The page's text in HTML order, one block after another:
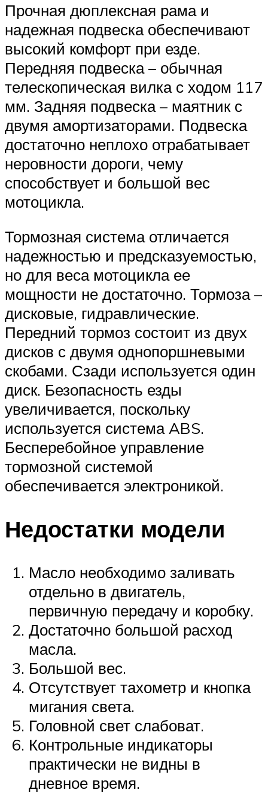
Прочная дюплексная рама и
надежная подвеска обеспечивают
высокий комфорт при езде.
Передняя подвеска – обычная
телескопическая вилка с ходом 117
мм. Задняя подвеска – маятник с
двумя амортизаторами. Подвеска
достаточно неплохо отрабатывает
неровности дороги, чему
способствует и большой вес
мотоцикла.
Тормозная система отличается
надежностью и предсказуемостью,
но для веса мотоцикла ее
мощности не достаточно. Тормоза –
дисковые, гидравлические.
Передний тормоз состоит из двух
дисков с двумя однопоршневыми
скобами. Сзади используется один
диск. Безопасность езды
увеличивается, поскольку
используется система ABS.
Бесперебойное управление
тормозной системой
обеспечивается электроникой.
Недостатки модели
Масло необходимо заливать
отдельно в двигатель,
первичную передачу и коробку.
Достаточно большой расход
масла.
Большой вес.
Отсутствует тахометр и кнопка
мигания света.
Головной свет слабоват.
Контрольные индикаторы
практически не видны в
дневное время.